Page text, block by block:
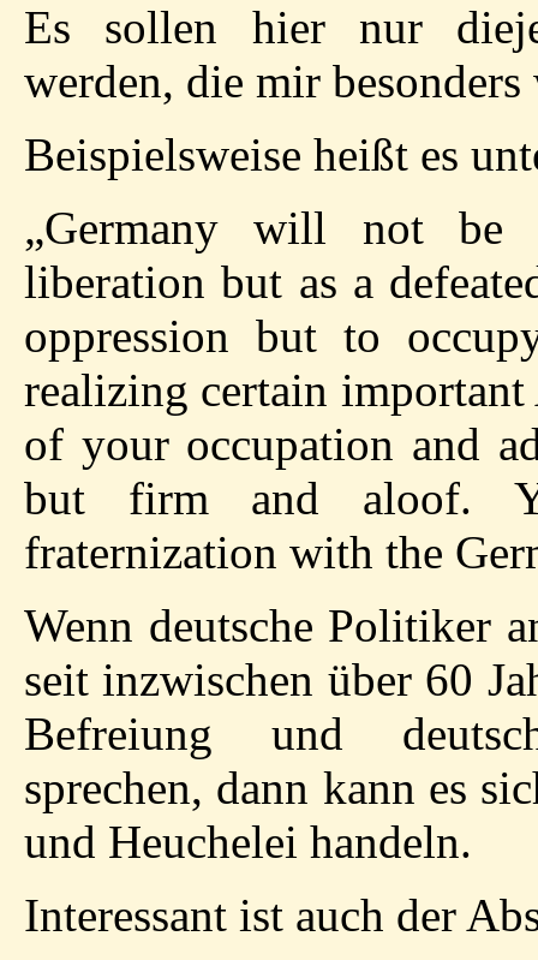
Es sollen hier nur
werden, die mir
Beispielsweise heißt es
„Germany will not be
liberation but as a
oppression but to
realizing certain
of your occupation and
but firm and aloof.
fraternization with the
Wenn deutsche Politiker
seit inzwischen über 60
Befreiung und
sprechen, dann kann es
und Heuchelei handeln.
Interessant ist auch der